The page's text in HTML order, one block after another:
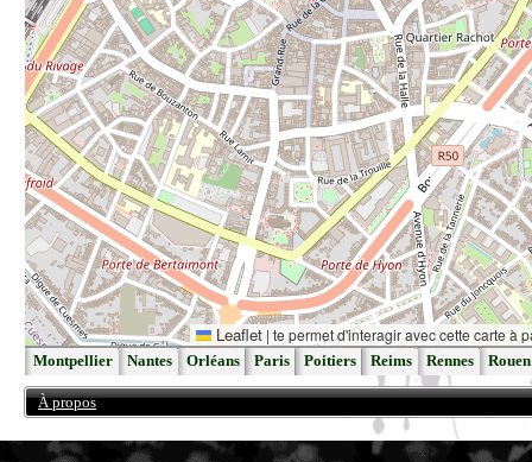
Leaflet | te permet d'interagir avec cette carte à
Montpellier Nantes Orléans Paris Poitiers Reims Rennes Rouen
À propos